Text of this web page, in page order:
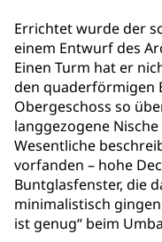
Errichtet wurde der
einem Entwurf des
Einen Turm hat er
den quaderförmigen
Obergeschoss so
langgezogene
Wesentliche
vorfanden – hohe
Buntglasfenster, die
minimalistisch
ist genug“ beim